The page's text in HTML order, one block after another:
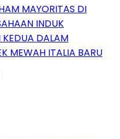
MAYORITAS DI
INDUK
DALAM
MEWAH ITALIA BARU